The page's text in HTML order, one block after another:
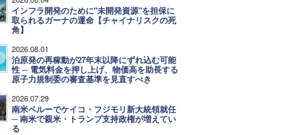
インフラ開発のために"未開発資源"を担保に
取られるガーナの運命【チャイナリスクの死
角】
2026.08.01
泊原発の再稼動が27年末以降にずれ込む可能
性 ─ 電気料金を押し上げ、物価高を助長する
原子力規制委の審査基準を見直すべき
2026.07.29
南米ペルーでケイコ・フジモリ新大統領就任
─ 南米で親米・トランプ支持政権が増えてい
る